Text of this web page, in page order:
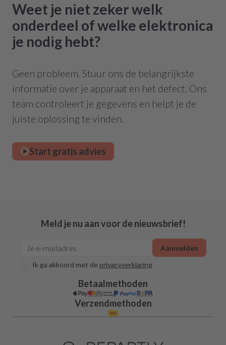
Weet je niet zeker welk
onderdeel of welke elektronica
je nodig hebt?
Geen probleem. Stuur ons de belangrijkste
informatie over je apparaat en het defect. Ons
team controleert je gegevens en helpt je de
juiste oplossing te vinden.
Start gratis advies
Meld je nu aan voor de nieuwsbrief!
Ik ga akkoord met de privacyverklaring
Aanmelden
Betaalmethoden
Verzendmethoden